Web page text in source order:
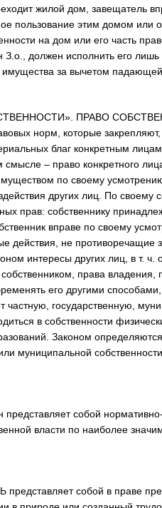
жилой дом, завещатель
пользование этим домом или
на дом или его часть
З.о., должен исполнить его
за вычетом
ПРАВО
норм, которые
благ конкретным
– право конкретного
по своему
других лиц. По своему
прав: собственнику
вправе по своему
действия, не противоречащие
интересы других лиц, в т. ч.
собственником, права
его другими
частную, государственную,
в собственности
Законом
муниципальной
собой
власти по наиболее
собой в праве